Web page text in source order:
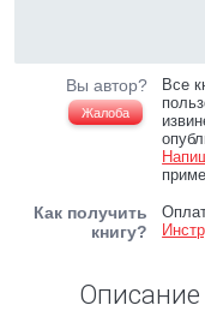
Вы автор?
Жалоба
Все
Как получить
книгу?